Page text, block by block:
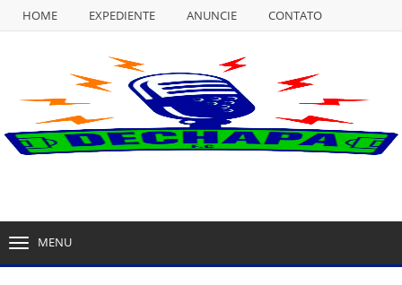
HOME EXPEDIENTE ANUNCIE
CONTATO
EXPEDIENTE ANUNCIE
MENU